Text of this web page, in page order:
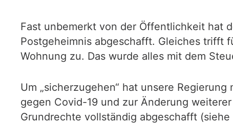
Fast unbemerkt von der Öffentlichkeit hat
Postgeheimnis abgeschafft. Gleiches trifft
Wohnung zu. Das wurde alles mit dem
Um „sicherzugehen“ hat unsere
gegen Covid-19 und zur Änderung
Grundrechte vollständig abgeschafft